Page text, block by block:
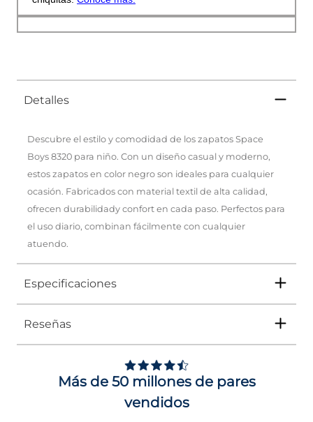
Detalles
Descubre el estilo y comodidad de los zapatos Space
Boys 8320 para niño. Con un diseño casual y moderno,
estos zapatos en color negro son ideales para cualquier
ocasión. Fabricados con material textil de alta calidad,
ofrecen durabilidady confort en cada paso. Perfectos para
el uso diario, combinan fácilmente con cualquier
atuendo.
Especificaciones
Tipo
Género Niño
DE 0 A 4 cms
Reseñas
Más de 50 millones de pares
vendidos